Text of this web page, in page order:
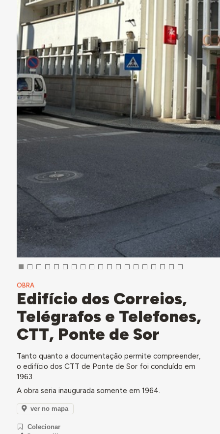
OBRA
Edifício dos Correios,
Telégrafos e Telefones,
CTT, Ponte de Sor
Tanto quanto a documentação permite compreender,
o edifício dos CTT de Ponte de Sor foi concluído em
1963.
A obra seria inaugurada somente em 1964.
ver no mapa
Colecionar